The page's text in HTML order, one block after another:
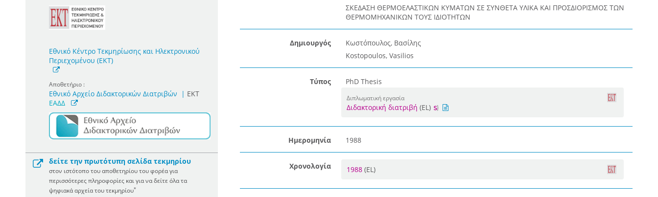
Εθνικό Κέντρο Τεκμηρίωσης και Ηλεκτρονικού
Περιεχομένου (ΕΚΤ)
Αποθετήριο :
Εθνικό Αρχείο Διδακτορικών Διατριβών | ΕΚΤ
ΕΑΔΔ
δείτε την πρωτότυπη σελίδα τεκμηρίου
στον ιστότοπο του αποθετηρίου του φορέα για
περισσότερες πληροφορίες και για να δείτε όλα τα
ψηφιακά αρχεία του τεκμηρίου*
ΣΚΕΔΑΣΗ ΘΕΡΜΟΕΛΑΣΤΙΚΩΝ ΚΥΜΑΤΩΝ ΣΕ ΣΥΝΘΕΤΑ ΥΛΙΚΑ ΚΑΙ ΠΡΟΣΔΙΟΡΙΣΜΟΣ ΤΩΝ
ΘΕΡΜΟΜΗΧΑΝΙΚΩΝ ΤΟΥΣ ΙΔΙΟΤΗΤΩΝ
Δημιουργός
Κωστόπουλος, Βασίλης
Kostopoulos, Vasilios
Τύπος PhD Thesis
Διπλωματική εργασία
Διδακτορική διατριβή (EL)
Ημερομηνία 1988
Χρονολογία 1988 (EL)